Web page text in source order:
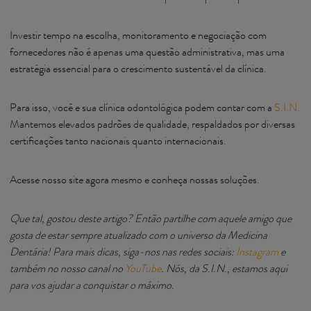
Investir tempo na escolha, monitoramento e negociação com
fornecedores não é apenas uma questão administrativa, mas uma
estratégia essencial para o crescimento sustentável da clínica.
Para isso, você e sua clínica odontológica podem contar com a S.I.N.
Mantemos elevados padrões de qualidade, respaldados por diversas
certificações tanto nacionais quanto internacionais.
Acesse nosso site agora mesmo e conheça nossas soluções.
Que tal, gostou deste artigo? Então partilhe com aquele amigo que
gosta de estar sempre atualizado com o universo da Medicina
Dentária! Para mais dicas, siga-nos nas redes sociais: Instagram e
também no nosso canal no YouTube. Nós, da S.I.N., estamos aqui
para vos ajudar a conquistar o máximo.